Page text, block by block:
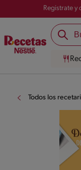
Registrate y
Todos los